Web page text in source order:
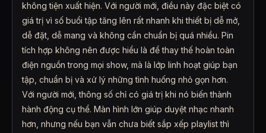
không tiện xuất hiện. Với người mới, điều này đặc biệt có
giá trị vì số buổi tập tăng lên rất nhanh khi thiết bị dễ mở,
dễ đặt, dễ mang và không cần chuẩn bị quá nhiều. Pin
tích hợp không nên được hiểu là để thay thế hoàn toàn
điện nguồn trong mọi show, mà là lớp linh hoạt giúp bạn
tập, chuẩn bị và xử lý những tình huống nhỏ gọn hơn.
Với người mới, thông số chỉ có giá trị khi nó biến thành
hành động cụ thể. Màn hình lớn giúp duyệt nhạc nhanh
hơn, nhưng nếu bạn vẫn chưa biết sắp xếp playlist thì